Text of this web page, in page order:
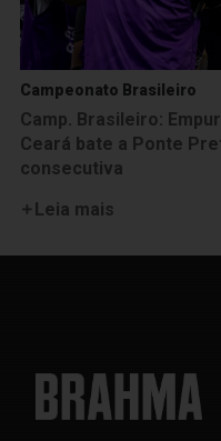
Campeonato Brasileiro
Camp. Brasileiro:
Ceará bate a Ponte
consecutiva
Leia mais